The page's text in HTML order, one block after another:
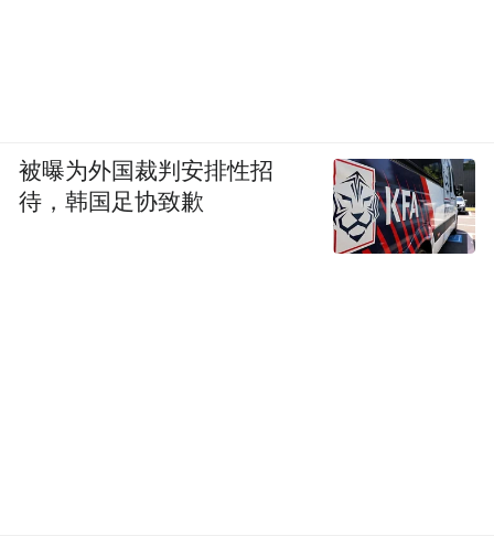
“特别声明：以上作品内容(包括在内的视频、图片或音
频)为凤凰网旗下自媒体平台“大风号”用户上传并发
被曝为外国裁判安排性招
待，韩国足协致歉